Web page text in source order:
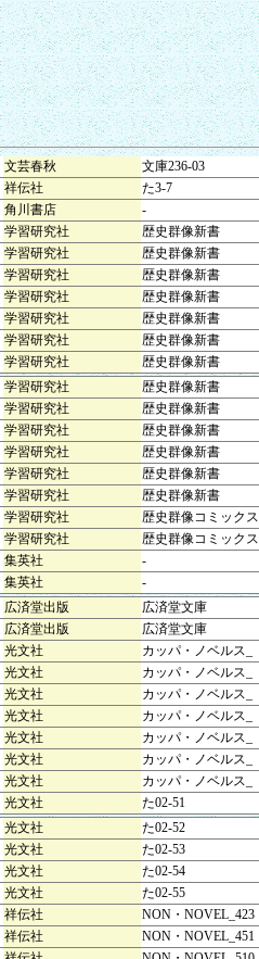
文芸春秋 文庫236-03
祥伝社 た3-7
角川書店 -
学習研究社 歴史群像新書
学習研究社 歴史群像新書
学習研究社 歴史群像新書
学習研究社 歴史群像新書
学習研究社 歴史群像新書
学習研究社 歴史群像新書
学習研究社 歴史群像新書
学習研究社 歴史群像新書
学習研究社 歴史群像新書
学習研究社 歴史群像新書
学習研究社 歴史群像新書
学習研究社 歴史群像新書
学習研究社 歴史群像新書
学習研究社 歴史群像コミックス
学習研究社 歴史群像コミックス
集英社 -
集英社 -
広済堂出版 広済堂文庫
広済堂出版 広済堂文庫
光文社 カッパ・ノベルス_
光文社 カッパ・ノベルス_
光文社 カッパ・ノベルス_
光文社 カッパ・ノベルス_
光文社 カッパ・ノベルス_
光文社 カッパ・ノベルス_
光文社 カッパ・ノベルス_
光文社 た02-51
光文社 た02-52
光文社 た02-53
光文社 た02-54
光文社 た02-55
祥伝社 NON・NOVEL_423
祥伝社 NON・NOVEL_451